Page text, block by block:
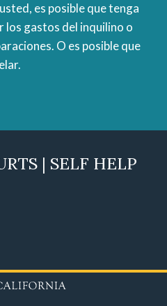
es posible que tenga
los gastos del inquilino o
O es posible que
| SELF HELP